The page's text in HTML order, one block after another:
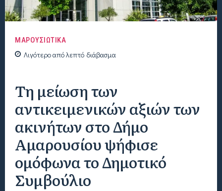
ΜΑΡΟΥΣΙΩΤΙΚΑ
Λιγότερο απόλεπτό διάβασμα
Τη μείωση των
αντικειμενικών αξιών των
ακινήτων στο Δήμο
Αμαρουσίου ψήφισε
ομόφωνα το Δημοτικό
Συμβούλιο